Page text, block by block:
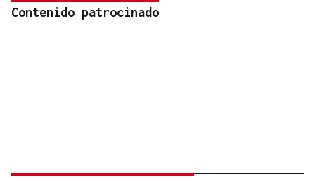
Contenido patrocinado